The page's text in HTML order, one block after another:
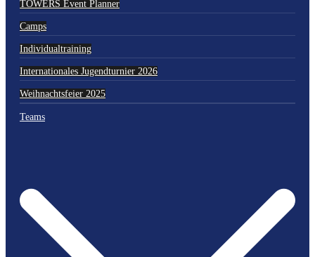
TOWERS Event Planner
Camps
Individualtraining
Internationales Jugendturnier 2026
Weihnachtsfeier 2025
Teams